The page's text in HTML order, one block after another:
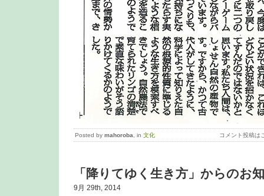
Posted by mahoroba , in 文化 コメント投稿は
「降りてゆく生き方」からのお
9月 29th, 2014